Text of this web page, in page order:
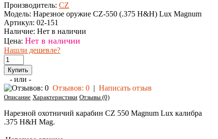
Производитель: CZ
Модель: Нарезное оружие CZ-550 (.375 H&H) Lux Magnum
Артикул: 02-151
Наличие: Нет в наличии
Цена: Нет в наличии
Нашли дешевле?
- или -
Отзывов: 0 | Написать отзыв
Описание Характеристики Отзывы (0)
Нарезной охотничий карабин CZ 550 Magnum Lux калибра
.375 H&H Mag.